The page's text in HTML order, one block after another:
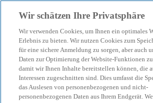
menu search
Wir schätzen Ihre Privatsphäre
Wir verwenden Cookies, um Ihnen ein optimales
Erlebnis zu bieten. Wir nutzen Cookies zum
für eine sichere Anmeldung zu sorgen, aber auch
Daten zur Optimierung der Website-Funktionen
damit wir Ihnen Inhalte bereitstellen können, die
Interessen zugeschnitten sind. Dies umfasst die
das Auslesen von personenbezogenen und nicht-
personenbezogenen Daten aus Ihrem Endgerät.